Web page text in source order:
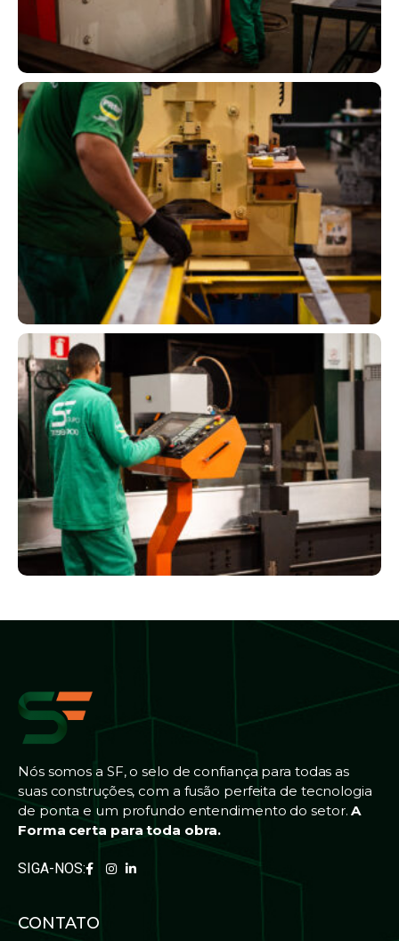
Nós somos a SF, o selo de confiança para todas as
suas construções, com a fusão perfeita de tecnologia
de ponta e um profundo entendimento do setor.A
Forma certa para toda obra.
SIGA-NOS:
CONTATO